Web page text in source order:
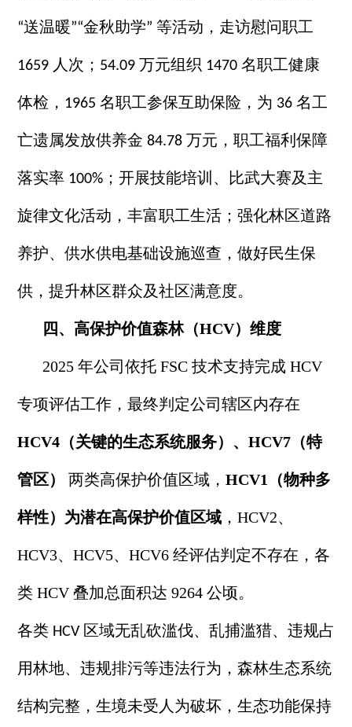
“送温暖”“金秋助学” 等活动，走访慰问职工
1659 人次； 54.09 万元组织 1470 名职工健康
体检， 1965 名职工参保互助保险，为 36 名工
亡遗属发放供养金 84.78 万元，职工福利保障
落实率 100%；开展技能培训、比武大赛及主
旋律文化活动，丰富职工生活；强化林区道路
养护、供水供电基础设施巡查，做好民生保
供，提升林区群众及社区满意度。
四、高保护价值森林（HCV）维度
2025 年公司依托 FSC 技术支持完成 HCV
专项评估工作，最终判定公司辖区内存在
HCV4（关键的生态系统服务）、HCV7（特
管区） 两类高保护价值区域， HCV1（物种多
样性）为潜在高保护价值区域， HCV2、
HCV3、HCV5、HCV6 经评估判定不存在，各
类 HCV 叠加总面积达 9264 公顷。
各类HCV 区域无乱砍滥伐、乱捕滥猎、违规占
用林地、违规排污等违法行为，森林生态系统
结构完整，生境未受人为破坏，生态功能保持